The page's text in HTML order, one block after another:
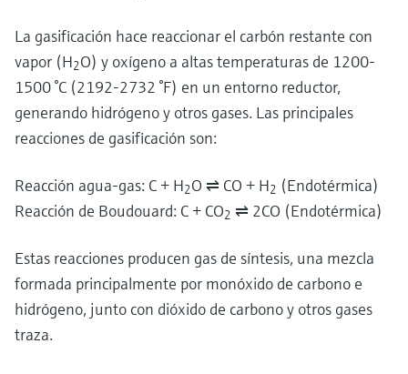
La gasificación hace reaccionar el carbón restante con
vapor (H2O) y oxígeno a altas temperaturas de 1200-
1500 °C (2192-2732 °F) en un entorno reductor,
generando hidrógeno y otros gases. Las principales
reacciones de gasificación son:
Reacción agua-gas: C + H2O ⇌ CO + H2 (Endotérmica)
Reacción de Boudouard: C + CO2 ⇌ 2CO (Endotérmica)
Estas reacciones producen gas de síntesis, una mezcla
formada principalmente por monóxido de carbono e
hidrógeno, junto con dióxido de carbono y otros gases
traza.